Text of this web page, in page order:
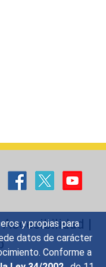
y propias para
datos de carácter
Conforme a
Accesibilidad |